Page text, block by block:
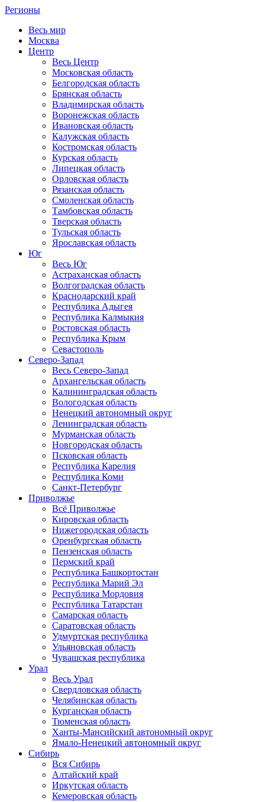
Регионы
Весь мир
Москва
Центр
Весь Центр
Московская область
Белгородская область
Брянская область
Владимирская область
Воронежская область
Ивановская область
Калужская область
Костромская область
Курская область
Липецкая область
Орловская область
Рязанская область
Смоленская область
Тамбовская область
Тверская область
Тульская область
Ярославская область
Юг
Весь Юг
Астраханская область
Волгоградская область
Краснодарский край
Республика Адыгея
Республика Калмыкия
Ростовская область
Республика Крым
Севастополь
Северо-Запад
Весь Северо-Запад
Архангельская область
Калининградская область
Вологодская область
Ненецкий автономный округ
Ленинградская область
Мурманская область
Новгородская область
Псковская область
Республика Карелия
Республика Коми
Санкт-Петербург
Приволжье
Всё Приволжье
Кировская область
Нижегородская область
Оренбургская область
Пензенская область
Пермский край
Республика Башкортостан
Республика Марий Эл
Республика Мордовия
Республика Татарстан
Самарская область
Саратовская область
Удмуртская республика
Ульяновская область
Чувашская республика
Урал
Весь Урал
Свердловская область
Челябинская область
Курганская область
Тюменская область
Ханты-Мансийский автономный округ
Ямало-Ненецкий автономный округ
Сибирь
Вся Сибирь
Алтайский край
Иркутская область
Кемеровская область